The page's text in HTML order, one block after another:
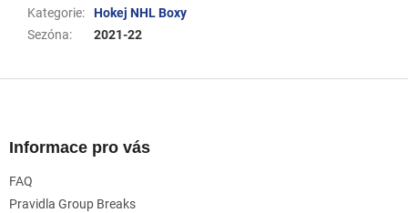
Kategorie:
Hokej NHL Boxy
Sezóna: 2021-22
Informace pro vás
FAQ
Pravidla Group Breaks